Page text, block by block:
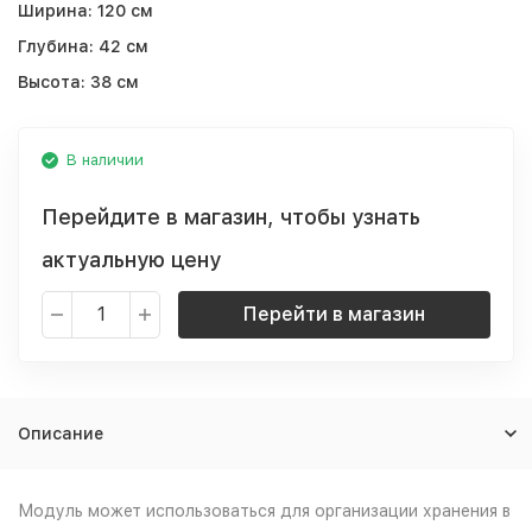
Ширина: 120 см
Глубина: 42 см
Высота: 38 см
В наличии
Перейдите в магазин, чтобы узнать
актуальную цену
Перейти в магазин
Описание
Модуль может использоваться для организации хранения в